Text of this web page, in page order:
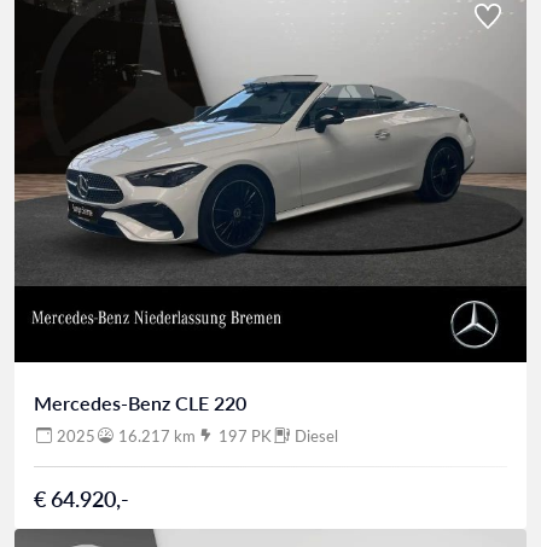
Mercedes-Benz CLE 220
2025 16.217 km 197 PK Diesel
€ 64.920,-